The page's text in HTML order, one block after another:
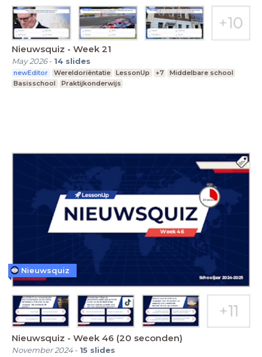
Nieuwsquiz - Week 21
May 2026- 14 slides
newEditor Wereldoriëntatie LessonUp +7
Middelbare school
Basisschool
Praktijkonderwijs
Nieuwsquiz - Week 46 (20 seconden)
November 2024- 15 slides
Nieuwsquiz